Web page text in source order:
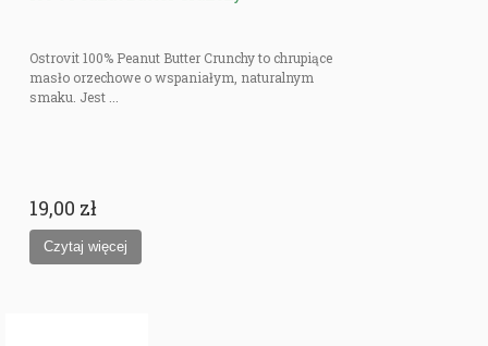
Ostrovit 100% Peanut Butter Crunchy to chrupiące
masło orzechowe o wspaniałym, naturalnym
smaku. Jest ...
19,00 zł